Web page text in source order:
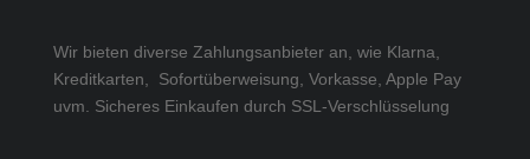
Wir bieten diverse Zahlungsanbieter an, wie Klarna,
Kreditkarten, Sofortüberweisung, Vorkasse, Apple Pay
uvm. Sicheres Einkaufen durch SSL-Verschlüsselung